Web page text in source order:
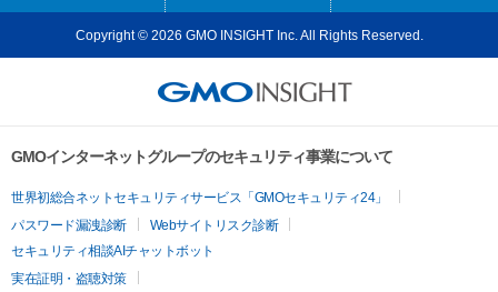
Copyright © 2026 GMO INSIGHT Inc. All Rights Reserved.
GMOインターネットグループのセキュリティ事業について
世界初総合ネットセキュリティサービス「GMOセキュリティ24」
パスワード漏洩診断
Webサイトリスク診断
セキュリティ相談AIチャットボット
実在証明・盗聴対策